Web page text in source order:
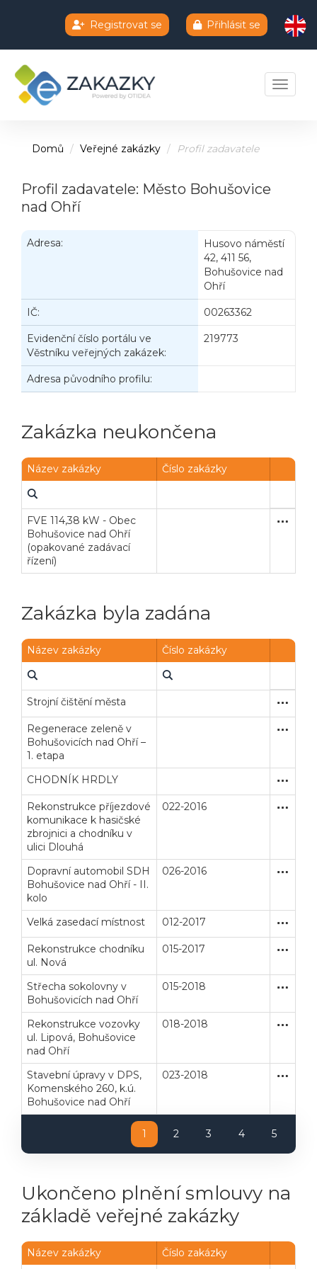
Registrovat se Přihlásit se
Toggle
Domů Veřejné zakázky Profil zadavatele
Profil zadavatele: Město Bohušovice
nad Ohří
Adresa:
Husovo náměstí
42, 411 56,
Bohušovice nad
Ohří
IČ: 00263362
Evidenční číslo portálu ve
Věstníku veřejných zakázek:
219773
Adresa původního profilu:
Zakázka neukončena
Název zakázky Číslo zakázky
FVE 114,38 kW - Obec
Bohušovice nad Ohří
(opakované zadávací
řízení)
Zakázka byla zadána
Název zakázky Číslo zakázky
Strojní čištění města
Regenerace zeleně v
Bohušovicích nad Ohří –
1. etapa
Služby
CHODNÍK HRDLY
Rekonstrukce příjezdové
komunikace k hasičské
zbrojnici a chodníku v
ulici Dlouhá
022-2016
Dopravní automobil SDH
Bohušovice nad Ohří - II.
kolo
026-2016
Velká zasedací místnost 012-2017
Rekonstrukce chodníku
ul. Nová
015-2017
Střecha sokolovny v
Bohušovicích nad Ohří
015-2018
Rekonstrukce vozovky
ul. Lipová, Bohušovice
nad Ohří
018-2018
Stavební úpravy v DPS,
Komenského 260, k.ú.
Bohušovice nad Ohří
023-2018
1 2 3 4 5
Ukončeno plnění smlouvy na
základě veřejné zakázky
Název zakázky Číslo zakázky
Chatbot e-zakazky